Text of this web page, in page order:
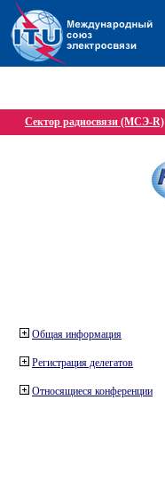
Сектор радиосвязи (МСЭ-R)
Общая информация
Регистрация делегатов
Относящиеся конференции